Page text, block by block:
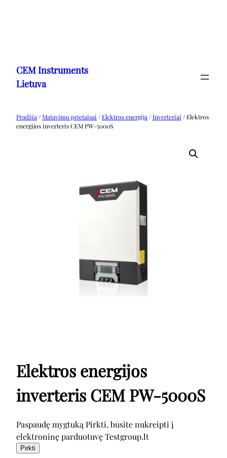
turinio
CEM Instruments
Lietuva
Pradžia /Matavimo prietaisai /Elektros energija /Inverteriai / Elektros
energijos inverteris CEM PW-5000S
Elektros energijos
inverteris CEM PW-5000S
Paspaudę mygtuką Pirkti, būsite nukreipti į
elektroninę parduotuvę Testgroup.lt
Pirkti